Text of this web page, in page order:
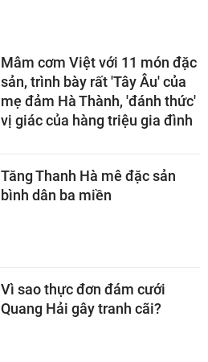
Mâm cơm Việt với 11 món đặc
sản, trình bày rất 'Tây Âu' của
mẹ đảm Hà Thành, 'đánh thức'
vị giác của hàng triệu gia đình
Tăng Thanh Hà mê đặc sản
bình dân ba miền
Vì sao thực đơn đám cưới
Quang Hải gây tranh cãi?